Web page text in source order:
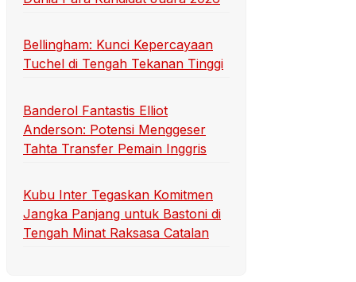
Bellingham: Kunci Kepercayaan
Tuchel di Tengah Tekanan Tinggi
Banderol Fantastis Elliot
Anderson: Potensi Menggeser
Tahta Transfer Pemain Inggris
Kubu Inter Tegaskan Komitmen
Jangka Panjang untuk Bastoni di
Tengah Minat Raksasa Catalan